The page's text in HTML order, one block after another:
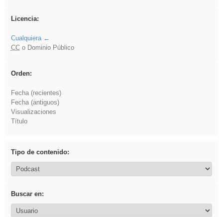
Licencia:
Cualquiera
CCo Dominio Público
Orden:
Fecha (recientes)
Fecha (antiguos)
Visualizaciones
Título
Tipo de contenido:
Buscar en: